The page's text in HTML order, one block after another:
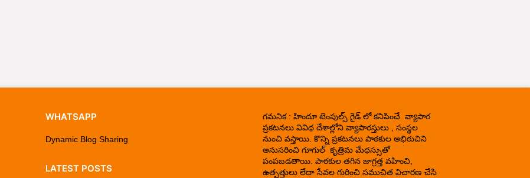
WHATSAPP
Dynamic Blog Sharing
LATEST POSTS
గమనిక : హిందూ టెంపుల్స్ గైడ్ లో కనిపించే వ్యాపార
ప్రకటనలు వివిధ దేశాల్లోని వ్యాపారస్తులు , సంస్థల
నుంచి వస్తాయి. కొన్ని ప్రకటనలు పాఠకుల అభిరుచిని
అనుసరించి గూగుల్ కృత్రిమ మేధస్సుతో
పంపబడతాయి. పాఠకుల తగిన జాగ్రత్త వహించి,
ఉత్పత్తులు లేదా సేవల గురించి సముచిత విచారణ చేసి